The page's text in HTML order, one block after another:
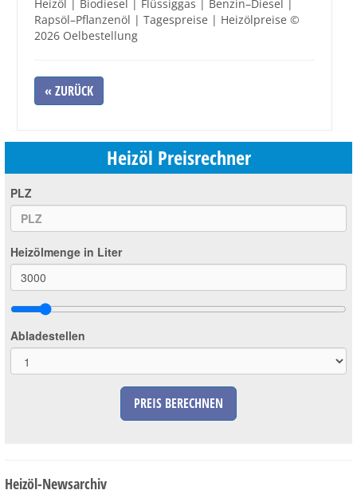
Heizöl | Biodiesel | Flüssiggas | Benzin–Diesel |
Rapsöl–Pflanzenöl | Tagespreise | Heizölpreise ©
2026 Oelbestellung
« ZURÜCK
Heizöl Preisrechner
PLZ
Heizölmenge in Liter
Abladestellen
PREIS BERECHNEN
Heizöl-Newsarchiv